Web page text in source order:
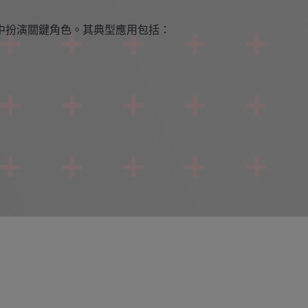
演關鍵角色。其典型應用包括：